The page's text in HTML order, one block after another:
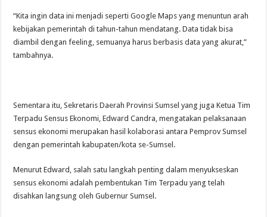
“Kita ingin data ini menjadi seperti Google Maps yang menuntun arah
kebijakan pemerintah di tahun-tahun mendatang. Data tidak bisa
diambil dengan feeling, semuanya harus berbasis data yang akurat,”
tambahnya.
Sementara itu, Sekretaris Daerah Provinsi Sumsel yang juga Ketua Tim
Terpadu Sensus Ekonomi, Edward Candra, mengatakan pelaksanaan
sensus ekonomi merupakan hasil kolaborasi antara Pemprov Sumsel
dengan pemerintah kabupaten/kota se-Sumsel.
Menurut Edward, salah satu langkah penting dalam menyukseskan
sensus ekonomi adalah pembentukan Tim Terpadu yang telah
disahkan langsung oleh Gubernur Sumsel.